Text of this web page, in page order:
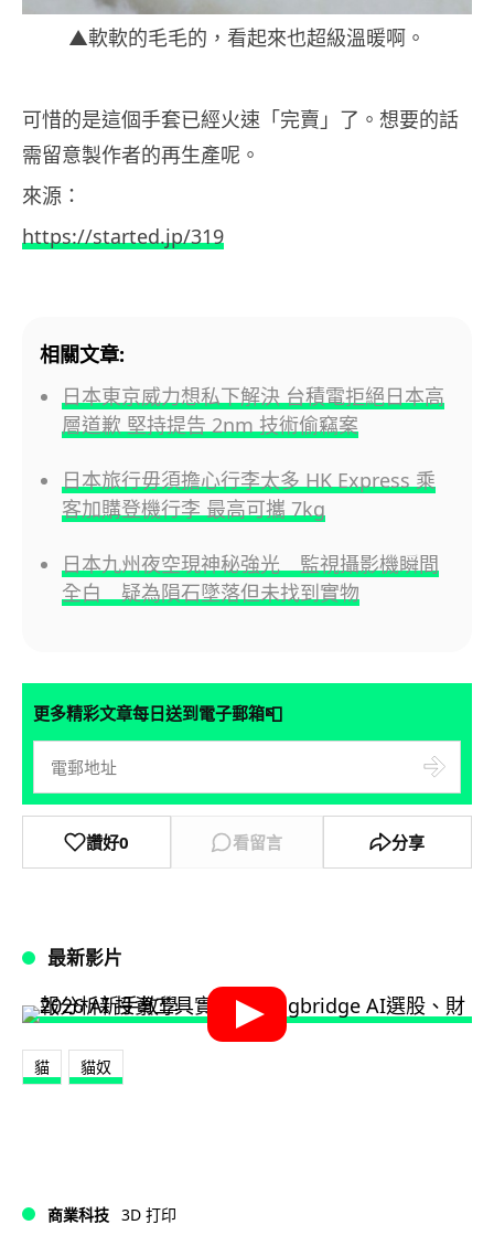
▲軟軟的毛毛的，看起來也超級溫暖啊。
可惜的是這個手套已經火速「完賣」了。想要的話
需留意製作者的再生產呢。
來源：
https://started.jp/319
相關文章:
日本東京威力想私下解決 台積電拒絕日本高
層道歉 堅持提告 2nm 技術偷竊案
日本旅行毋須擔心行李太多 HK Express 乘
客加購登機行李 最高可攜 7kg
日本九州夜空現神秘強光 監視攝影機瞬間
全白 疑為隕石墜落但未找到實物
更多精彩文章每日送到電子郵箱📮
讚好0 看留言 分享
最新影片
貓 貓奴
商業科技 3D 打印